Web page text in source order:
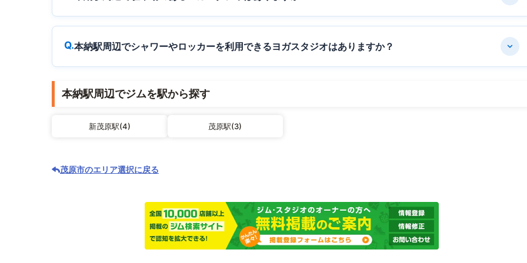
本納駅周辺でシャワーやロッカーを利用できるヨガスタジオはありますか？
本納駅周辺でジムを駅から探す
新茂原駅(4) 茂原駅(3)
茂原市のエリア選択に戻る